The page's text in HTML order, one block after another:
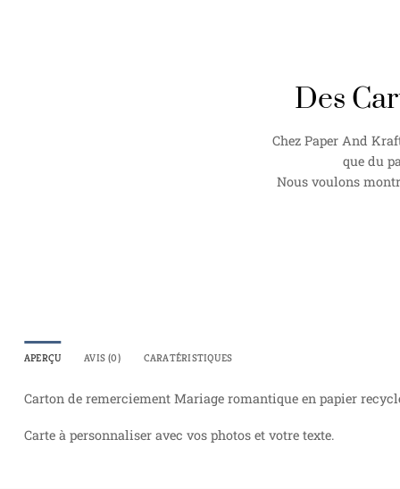
Des
Chez Paper And
que du
Nous voulons
APERÇU AVIS (0) CARATÉRISTIQUES
Carton de remerciement Mariage romantique en papier
Carte à personnaliser avec vos photos et votre texte.